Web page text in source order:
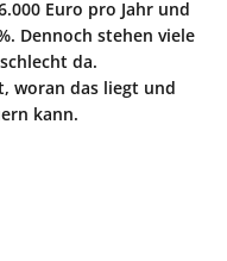
Euro pro Jahr und
Dennoch stehen viele
da.
woran das liegt und
kann.